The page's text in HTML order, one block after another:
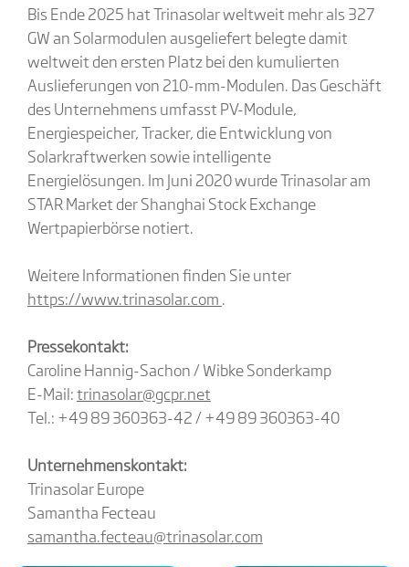
Bis Ende 2025 hat Trinasolar weltweit mehr als 327
GW an Solarmodulen ausgeliefert belegte damit
weltweit den ersten Platz bei den kumulierten
Auslieferungen von 210-mm-Modulen. Das Geschäft
des Unternehmens umfasst PV-Module,
Energiespeicher, Tracker, die Entwicklung von
Solarkraftwerken sowie intelligente
Energielösungen. Im Juni 2020 wurde Trinasolar am
STAR Market der Shanghai Stock Exchange
Wertpapierbörse notiert.
Weitere Informationen finden Sie unter
https://www.trinasolar.com .
Pressekontakt:
Caroline Hannig-Sachon / Wibke Sonderkamp
E-Mail:trinasolar@gcpr.net
Tel.: +49 89 360363-42 / +49 89 360363-40
Unternehmenskontakt:
Trinasolar Europe
Samantha Fecteau
samantha.fecteau@trinasolar.com